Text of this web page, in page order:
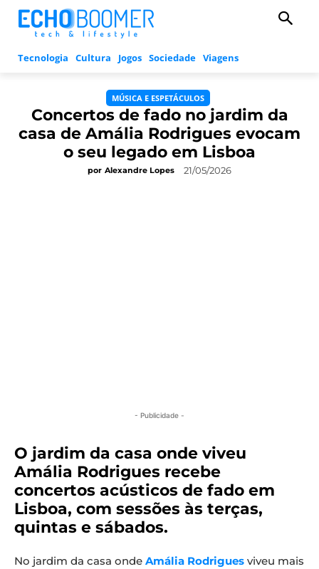
Tecnologia Cultura Jogos Sociedade Viagens
MÚSICA E ESPETÁCULOS
Concertos de fado no jardim da
casa de Amália Rodrigues evocam
o seu legado em Lisboa
por Alexandre Lopes 21/05/2026
- Publicidade -
O jardim da casa onde viveu
Amália Rodrigues recebe
concertos acústicos de fado em
Lisboa, com sessões às terças,
quintas e sábados.
No jardim da casa onde Amália Rodrigues viveu mais